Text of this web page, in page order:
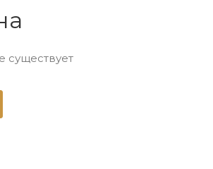
существует